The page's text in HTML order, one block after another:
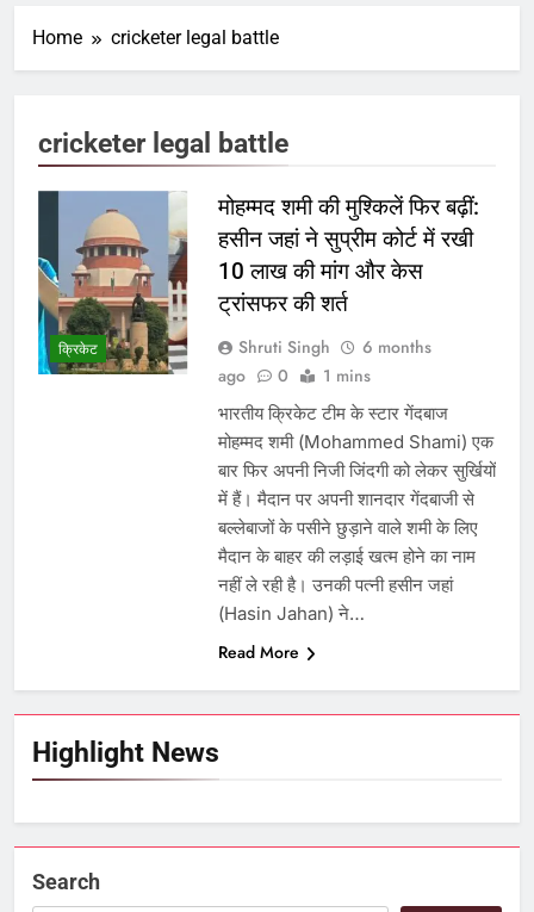
Home cricketer legal battle
Highlight News
cricketer legal battle
क्रिकेट
मोहम्मद शमी की मुश्किलें फिर बढ़ीं:
हसीन जहां ने सुप्रीम कोर्ट में रखी
10 लाख की मांग और केस
ट्रांसफर की शर्त
Shruti Singh
6 months
ago
0 1 mins
भारतीय क्रिकेट टीम के स्टार गेंदबाज
मोहम्मद शमी (Mohammed Shami) एक
बार फिर अपनी निजी जिंदगी को लेकर सुर्खियों
में हैं। मैदान पर अपनी शानदार गेंदबाजी से
बल्लेबाजों के पसीने छुड़ाने वाले शमी के लिए
मैदान के बाहर की लड़ाई खत्म होने का नाम
नहीं ले रही है। उनकी पत्नी हसीन जहां
(Hasin Jahan) ने…
Read More
Search